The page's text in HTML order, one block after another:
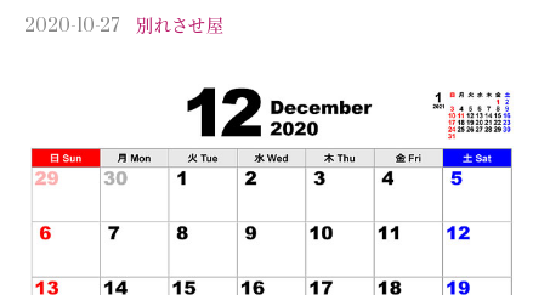
2020-10-27 別れさせ屋